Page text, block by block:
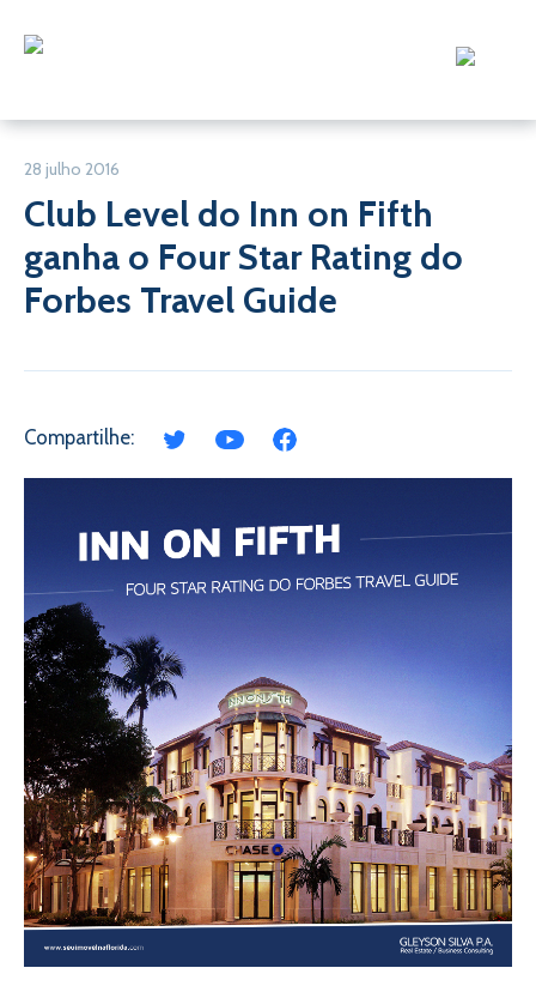
28 julho 2016
Club Level do Inn on Fifth
ganha o Four Star Rating do
Forbes Travel Guide
Compartilhe: